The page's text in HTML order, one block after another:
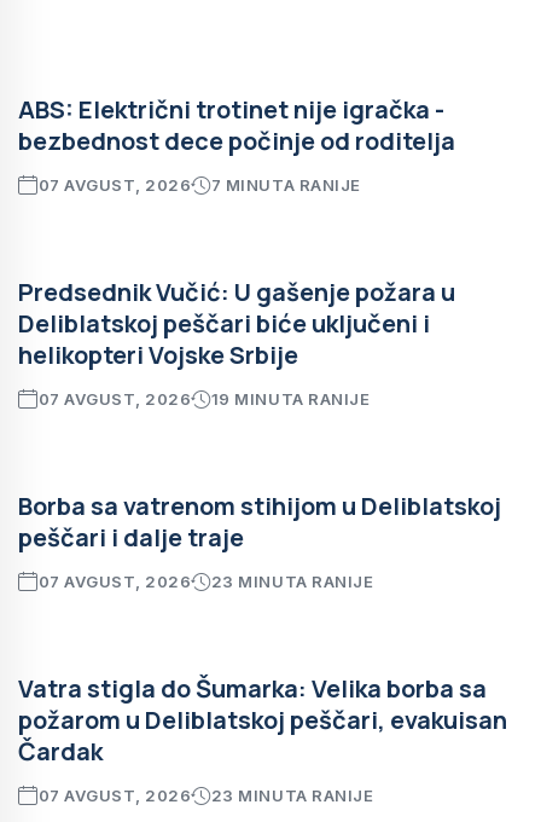
ABS: Električni trotinet nije igračka -
bezbednost dece počinje od roditelja
07 AVGUST, 2026 7 MINUTA RANIJE
Predsednik Vučić: U gašenje požara u
Deliblatskoj peščari biće uključeni i
helikopteri Vojske Srbije
07 AVGUST, 2026 19 MINUTA RANIJE
Borba sa vatrenom stihijom u Deliblatskoj
peščari i dalje traje
07 AVGUST, 2026 23 MINUTA RANIJE
Vatra stigla do Šumarka: Velika borba sa
požarom u Deliblatskoj peščari, evakuisan
Čardak
07 AVGUST, 2026 23 MINUTA RANIJE